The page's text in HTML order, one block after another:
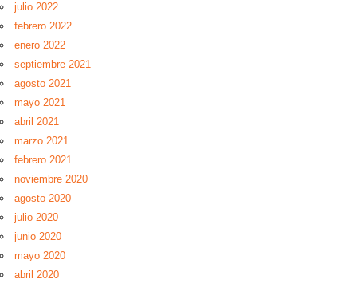
julio 2022
febrero 2022
enero 2022
septiembre 2021
agosto 2021
mayo 2021
abril 2021
marzo 2021
febrero 2021
noviembre 2020
agosto 2020
julio 2020
junio 2020
mayo 2020
abril 2020